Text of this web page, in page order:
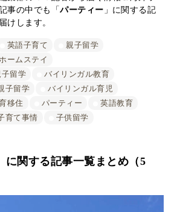
事の中でも「パーティー 」に関する記
けします。
英語子育て
親子留学
ームステイ
留学
バイリンガル教育
子留学
バイリンガル育児
移住 パーティー
英語教育
育て事情
子供留学
に関する記事一覧まとめ（5